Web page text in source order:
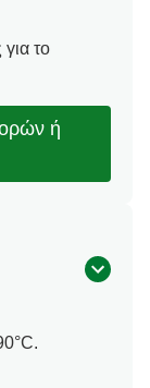
το